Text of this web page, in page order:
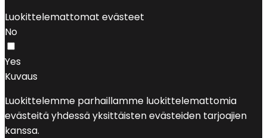
Luokittelemattomat evästeet
No
Yes
Kuvaus
Luokittelemme parhaillamme luokittelemattomia
evästeitä yhdessä yksittäisten evästeiden tarjoajien
kanssa.